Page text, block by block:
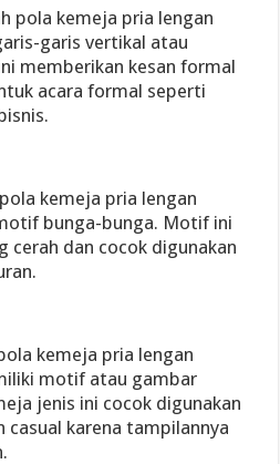
pola kemeja pria lengan
garis vertikal atau
memberikan kesan formal
acara formal seperti
kemeja pria lengan
bunga-bunga. Motif ini
cerah dan cocok digunakan
kemeja pria lengan
motif atau gambar
jenis ini cocok digunakan
casual karena tampilannya